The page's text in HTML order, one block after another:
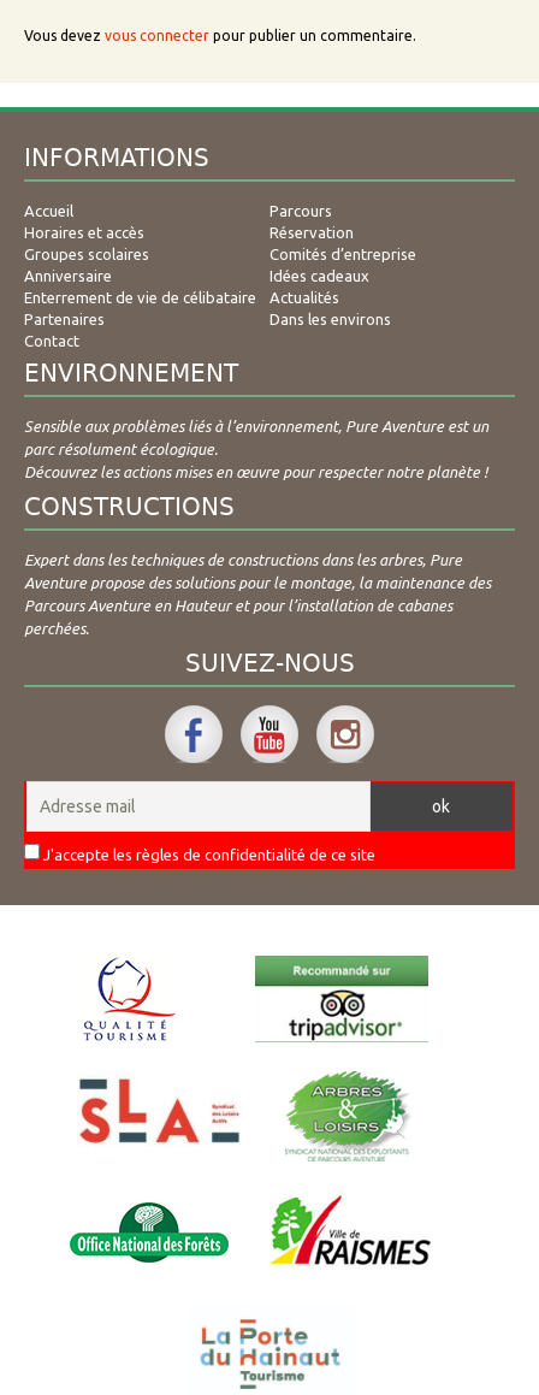
Vous devez vous connecter pour publier un commentaire.
INFORMATIONS
Accueil
Parcours
Horaires et accès
Réservation
Groupes scolaires
Comités d’entreprise
Anniversaire
Idées cadeaux
Enterrement de vie de célibataire
Actualités
Partenaires
Dans les environs
Contact
ENVIRONNEMENT
Sensible aux problèmes liés à l’environnement, Pure Aventure est un
parc résolument écologique.
Découvrez les actions mises en œuvre pour respecter notre planète !
CONSTRUCTIONS
Expert dans les techniques de constructions dans les arbres, Pure
Aventure propose des solutions pour le montage, la maintenance des
Parcours Aventure en Hauteur et pour l’installation de cabanes
perchées.
SUIVEZ-NOUS
J'accepte les règles de confidentialité de ce site